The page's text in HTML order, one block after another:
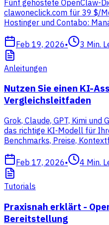
Fünf gehostete OpenClaw-
clawoneclick.com für 39 $/
Hostinger und Contabo:
Feb 19, 2026• 3 Min.
Anleitungen
Nutzen Sie einen KI-
Vergleichsleitfaden
Grok, Claude, GPT, Kimi und
das richtige KI-Modell für
Benchmarks, Preise,
Feb 17, 2026• 4 Min.
Tutorials
Praxisnah erklärt -
Bereitstellung